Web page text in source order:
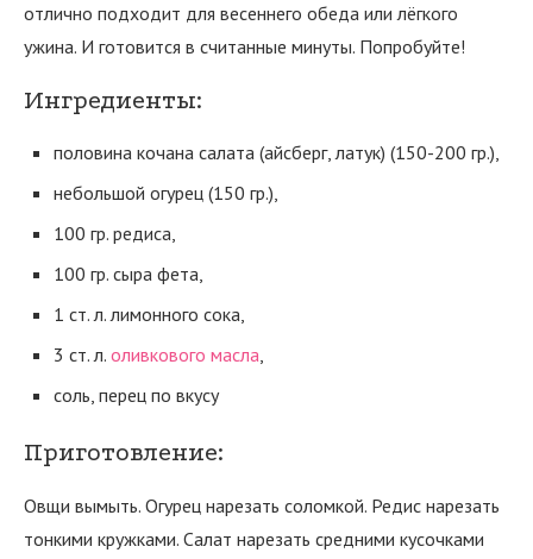
отлично подходит для весеннего обеда или лёгкого
ужина. И готовится в считанные минуты. Попробуйте!
Ингредиенты:
половина кочана салата (айсберг, латук) (150-200 гр.),
небольшой огурец (150 гр.),
100 гр. редиса,
100 гр. сыра фета,
1 ст. л. лимонного сока,
3 ст. л. оливкового масла,
соль, перец по вкусу
Приготовление:
Овщи вымыть. Огурец нарезать соломкой. Редис нарезать
тонкими кружками. Салат нарезать средними кусочками